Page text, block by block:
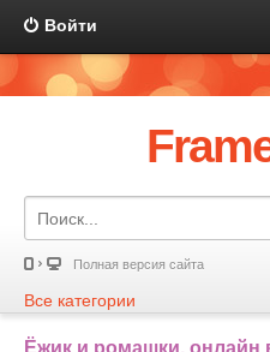
Войти
Полная версия сайта
Все категории
Ёжик и ромашки, онлайн